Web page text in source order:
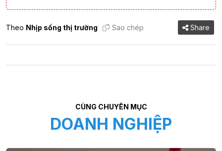
Theo Nhịp sống thị trường Sao chép Share
CÙNG CHUYÊN MỤC
DOANH NGHIỆP